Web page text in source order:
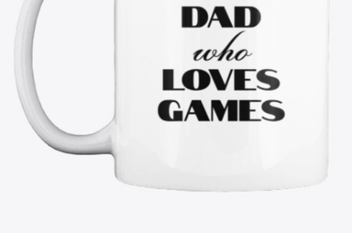
Venda en todas partes
Venda lo que sea